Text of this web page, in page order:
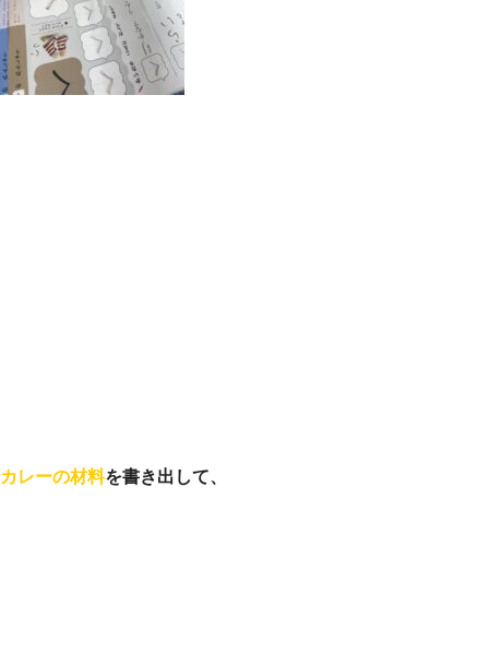
カレーの材料を書き出して、